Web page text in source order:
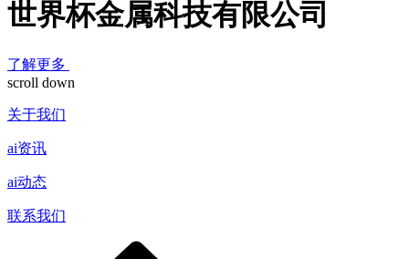
世界杯金属科技有限公司
了解更多
scroll down
关于我们
ai资讯
ai动态
联系我们